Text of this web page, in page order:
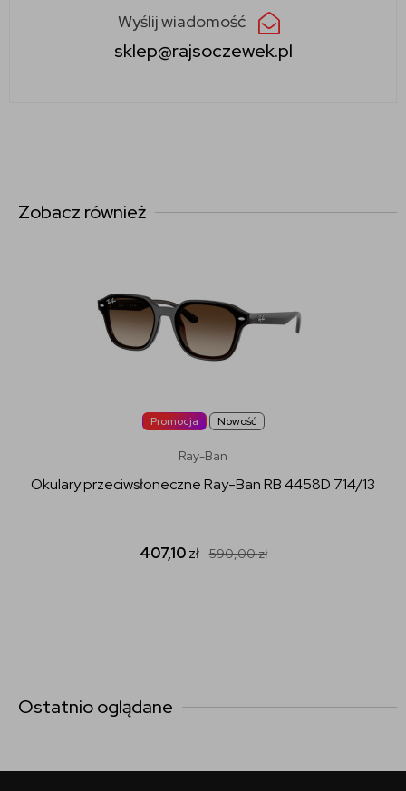
Wyślij wiadomość
sklep@rajsoczewek.pl
Zobacz również
Promocja Nowość
Ray-Ban
Okulary przeciwsłoneczne Ray-Ban RB 4458D 714/13
407,10zł 590,00zł
Ostatnio oglądane